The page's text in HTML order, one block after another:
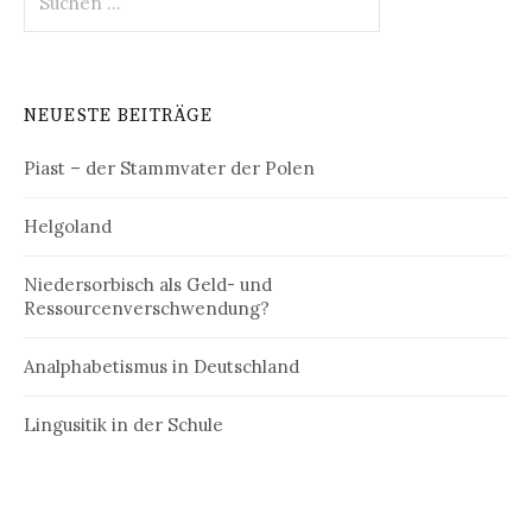
nach:
NEUESTE BEITRÄGE
Piast – der Stammvater der Polen
Helgoland
Niedersorbisch als Geld- und
Ressourcenverschwendung?
Analphabetismus in Deutschland
Lingusitik in der Schule